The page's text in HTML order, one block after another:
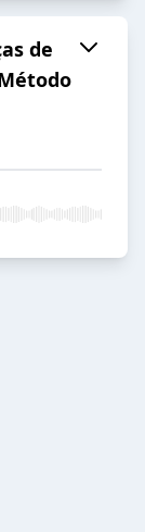
de